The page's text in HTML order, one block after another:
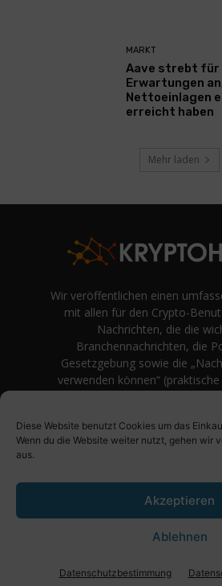
Diese Website benutzt Cookies um das
Wenn du die Website weiter nutzt, gehen wir
aus.
Akzeptieren
Ablehnen
Datenschutzbestimmung
MARKT
Aave strebt für
Erwartungen
Nettoeinlagen
erreicht haben
Mehr laden
Wir veröffentlichen einen
mit allen für den Crypto-
Nachrichten, die die
Branchennachrichten, die
Gesetzgebung sowie die
verwenden können“
Meinungen rund um
Logik und Beispiele aus der
bevorzugt.
© KryptoHacks News -